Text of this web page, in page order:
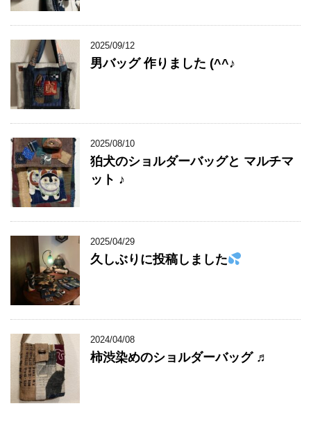
2025/09/12
男バッグ 作りました (^^♪
2025/08/10
狛犬のショルダーバッグと マルチマ
ット ♪
2025/04/29
久しぶりに投稿しました
2024/04/08
柿渋染めのショルダーバッグ ♬